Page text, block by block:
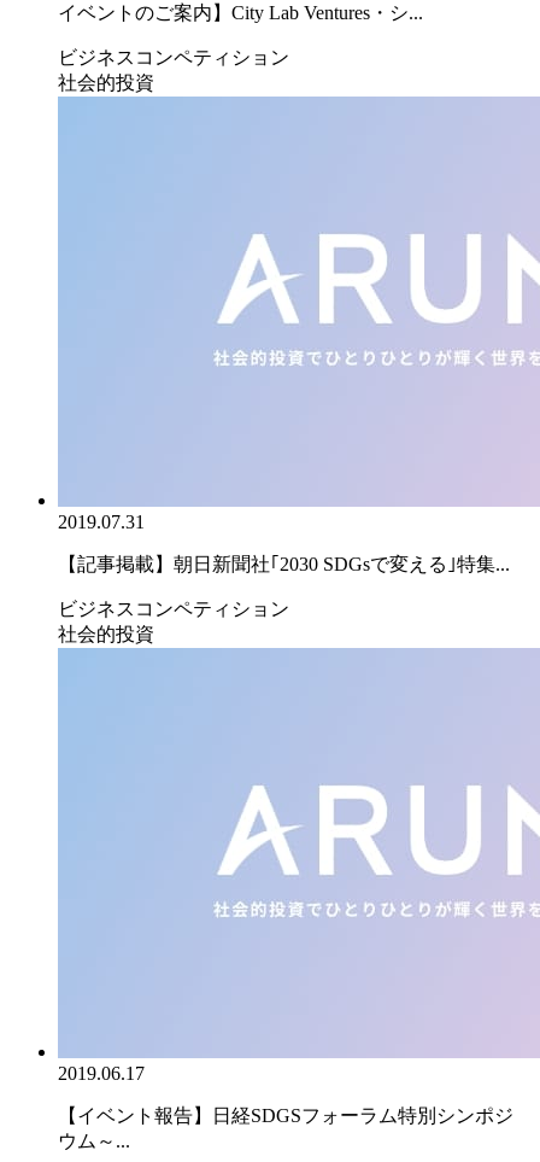
イベントのご案内】City Lab Ventures・シ...
ビジネスコンペティション
社会的投資
2019.07.31
【記事掲載】朝日新聞社｢2030 SDGsで変える｣特集...
ビジネスコンペティション
社会的投資
2019.06.17
【イベント報告】日経SDGSフォーラム特別シンポジ
ウム～...